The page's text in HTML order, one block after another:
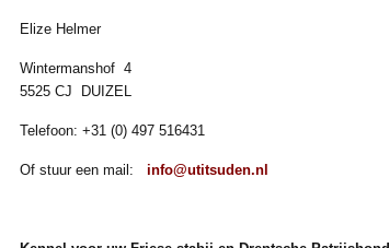
Elize Helmer
Wintermanshof 4
5525 CJ DUIZEL
Telefoon: +31 (0) 497 516431
Of stuur een mail: info@utitsuden.nl